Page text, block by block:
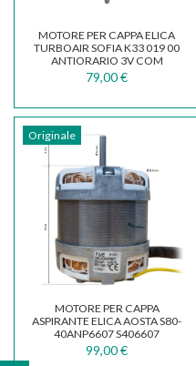
MOTORE PER CAPPA ELICA
TURBOAIR SOFIA K33 019 00
ANTIORARIO 3V COM
MOT0121323
79,00 €
Originale
MOTORE PER CAPPA
ASPIRANTE ELICA AOSTA S80-
40ANP6607 S406607
99,00 €